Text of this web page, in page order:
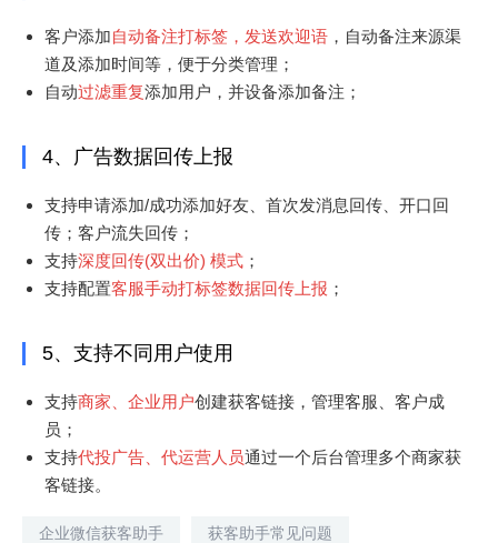
客户添加自动备注打标签，发送欢迎语 ，自动备注来源渠
道及添加时间等，便于分类管理；
自动过滤重复添加用户，并设备添加备注；
4、广告数据回传上报
支持申请添加/成功添加好友、首次发消息回传、开口回
传；客户流失回传；
支持深度回传(双出价) 模式 ；
支持配置客服手动打标签数据回传上报 ；
5、支持不同用户使用
支持商家、企业用户创建获客链接，管理客服、客户成
员；
支持代投广告、代运营人员通过一个后台管理多个商家获
客链接。
企业微信获客助手 获客助手常见问题